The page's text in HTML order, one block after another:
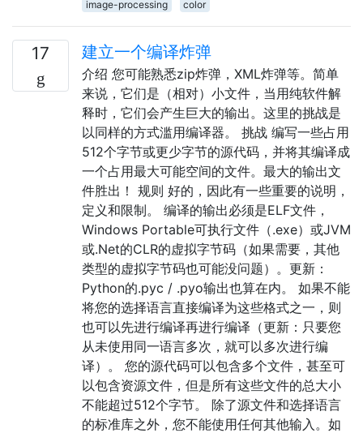
image-processing color
17 建立一个编译炸弹
介绍 您可能熟悉zip炸弹，XML炸弹等。简单
来说，它们是（相对）小文件，当用纯软件解
释时，它们会产生巨大的输出。这里的挑战是
以同样的方式滥用编译器。 挑战 编写一些占用
512个字节或更少字节的源代码，并将其编译成
一个占用最大可能空间的文件。最大的输出文
件胜出！ 规则 好的，因此有一些重要的说明，
定义和限制。 编译的输出必须是ELF文件，
Windows Portable可执行文件（.exe）或JVM
或.Net的CLR的虚拟字节码（如果需要，其他
类型的虚拟字节码也可能没问题）。更新：
Python的.pyc / .pyo输出也算在内。 如果不能
将您的选择语言直接编译为这些格式之一，则
也可以先进行编译再进行编译（更新：只要您
从未使用同一语言多次，就可以多次进行编
译）。 您的源代码可以包含多个文件，甚至可
以包含资源文件，但是所有这些文件的总大小
不能超过512个字节。 除了源文件和选择语言
的标准库之外，您不能使用任何其他输入。如